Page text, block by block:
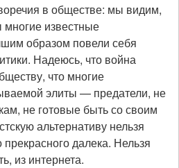
в обществе: мы видим,
многие известные
образом повели себя
Надеюсь, что война
что многие
элиты — предатели, не
не готовые быть со своим
альтернативу нельзя
прекрасного далека. Нельзя
из интернета.